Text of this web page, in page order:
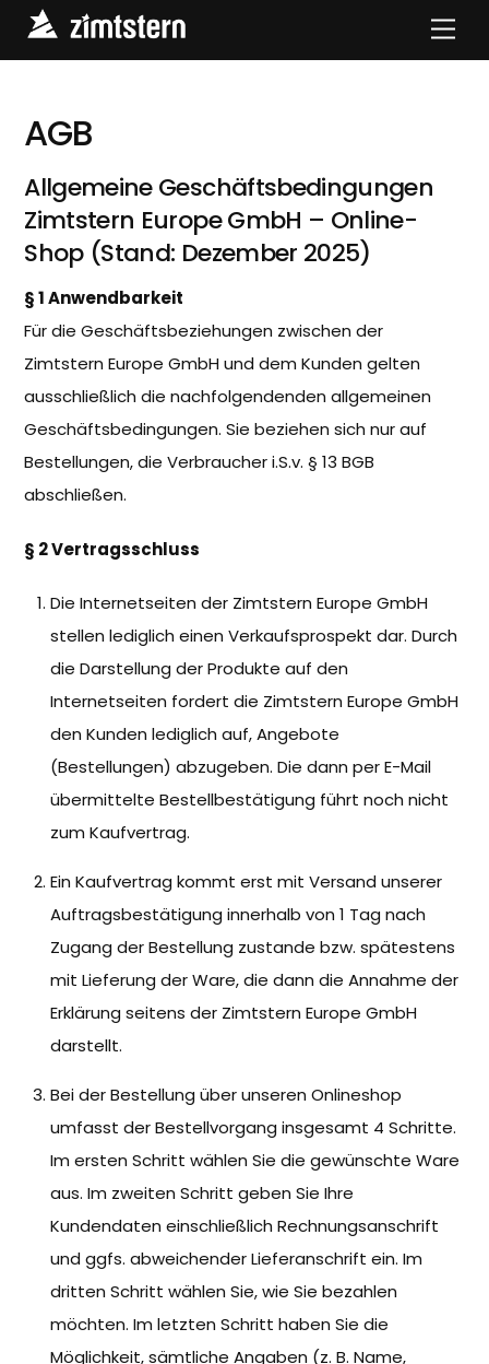
Skip
AGB
Allgemeine Geschäftsbedingungen
Zimtstern Europe GmbH – Online-
Shop (Stand: Dezember 2025)
§ 1 Anwendbarkeit
Für die Geschäftsbeziehungen zwischen der
Zimtstern Europe GmbH und dem Kunden gelten
ausschließlich die nachfolgendenden allgemeinen
Geschäftsbedingungen. Sie beziehen sich nur auf
Bestellungen, die Verbraucher i.S.v. § 13 BGB
abschließen.
§ 2 Vertragsschluss
Die Internetseiten der Zimtstern Europe GmbH
stellen lediglich einen Verkaufsprospekt dar. Durch
die Darstellung der Produkte auf den
Internetseiten fordert die Zimtstern Europe GmbH
den Kunden lediglich auf, Angebote
(Bestellungen) abzugeben. Die dann per E-Mail
übermittelte Bestellbestätigung führt noch nicht
zum Kaufvertrag.
Ein Kaufvertrag kommt erst mit Versand unserer
Auftragsbestätigung innerhalb von 1 Tag nach
Zugang der Bestellung zustande bzw. spätestens
mit Lieferung der Ware, die dann die Annahme der
Erklärung seitens der Zimtstern Europe GmbH
darstellt.
Bei der Bestellung über unseren Onlineshop
umfasst der Bestellvorgang insgesamt 4 Schritte.
Im ersten Schritt wählen Sie die gewünschte Ware
aus. Im zweiten Schritt geben Sie Ihre
Kundendaten einschließlich Rechnungsanschrift
und ggfs. abweichender Lieferanschrift ein. Im
dritten Schritt wählen Sie, wie Sie bezahlen
möchten. Im letzten Schritt haben Sie die
Möglichkeit, sämtliche Angaben (z. B. Name,